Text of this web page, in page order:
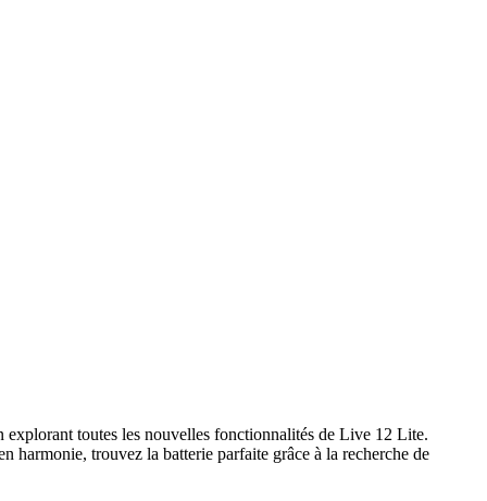
toutes les nouvelles fonctionnalités de Live 12 Lite.
harmonie, trouvez la batterie parfaite grâce à la recherche de